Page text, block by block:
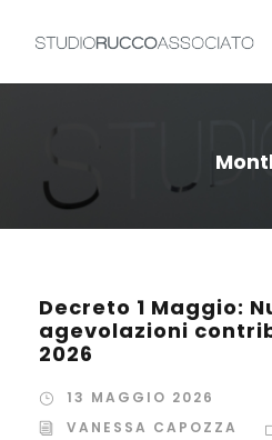
Decreto 1 Maggio:
agevolazioni
2026
13 MAGGIO 2026
VANESSA CAPOZZA